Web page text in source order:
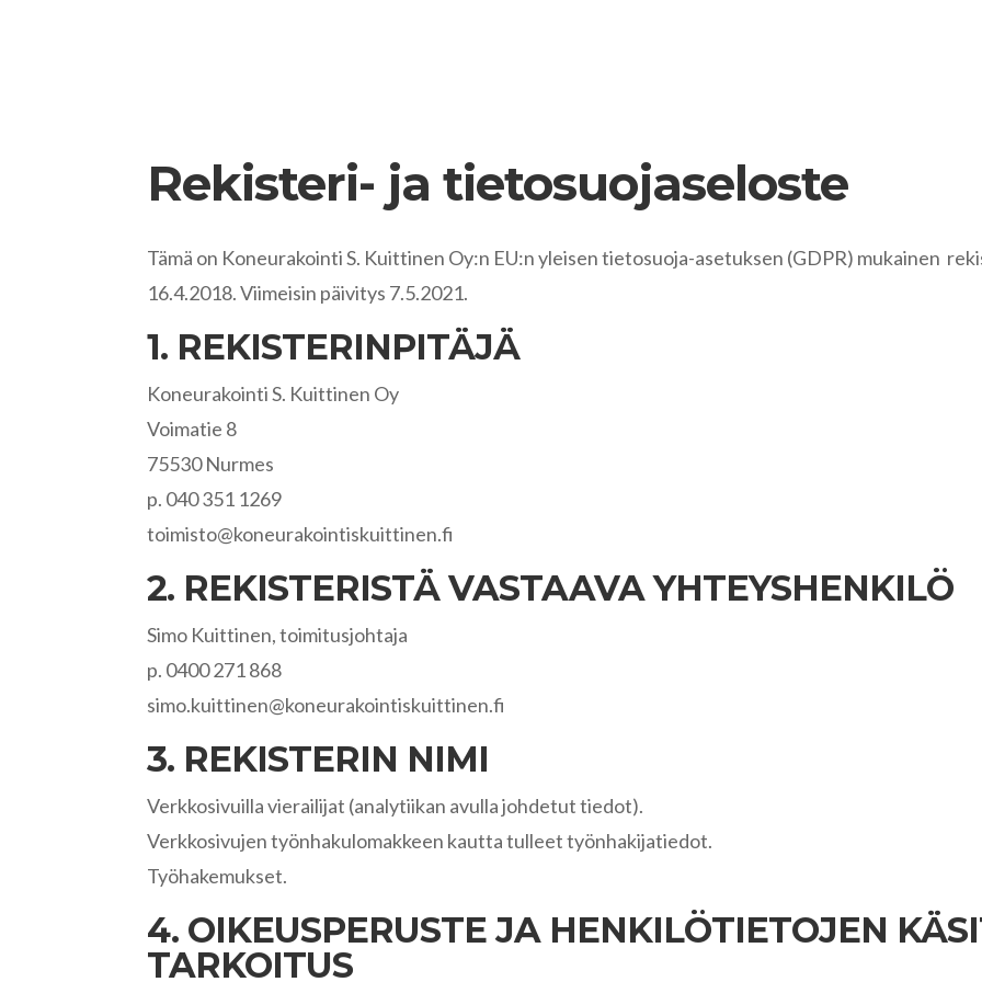
Rekisteri- ja tietosuojaseloste
Tämä on Koneurakointi S. Kuittinen Oy:n EU:n yleisen tietosuoja-asetuksen (GDPR) mukainen
16.4.2018. Viimeisin päivitys 7.5.2021.
1. REKISTERINPITÄJÄ
Koneurakointi S. Kuittinen Oy
Voimatie 8
75530 Nurmes
p. 040 351 1269
toimisto@koneurakointiskuittinen.fi
2. REKISTERISTÄ VASTAAVA YHTEYSHENKILÖ
Simo Kuittinen, toimitusjohtaja
p. 0400 271 868
simo.kuittinen@koneurakointiskuittinen.fi
3. REKISTERIN NIMI
Verkkosivuilla vierailijat (analytiikan avulla johdetut tiedot).
Verkkosivujen työnhakulomakkeen kautta tulleet työnhakijatiedot.
Työhakemukset.
4. OIKEUSPERUSTE JA HENKILÖTIETOJEN
TARKOITUS